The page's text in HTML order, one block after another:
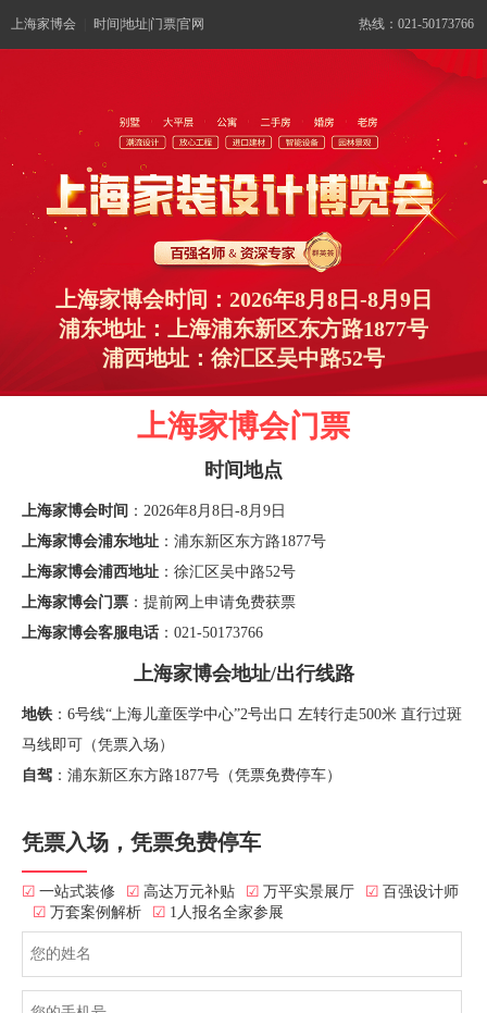
上海家博会 时间|地址|门票|官网 热线：021-50173766
上海家博会时间：2026年8月8日-8月9日
浦东地址：上海浦东新区东方路1877号
浦西地址：徐汇区吴中路52号
上海家博会门票
时间地点
上海家博会时间 ：2026年8月8日-8月9日
上海家博会浦东地址 ：浦东新区东方路1877号
上海家博会浦西地址 ：徐汇区吴中路52号
上海家博会门票 ：提前网上申请免费获票
上海家博会客服电话 ：021-50173766
上海家博会地址/出行线路
地铁 ：6号线“上海儿童医学中心”2号出口 左转行走500米 直行过斑
马线即可（凭票入场）
自驾 ：浦东新区东方路1877号（凭票免费停车）
凭票入场，凭票免费停车
☑ 一站式装修 ☑ 高达万元补贴 ☑ 万平实景展厅 ☑ 百强设计师
☑ 万套案例解析 ☑ 1人报名全家参展